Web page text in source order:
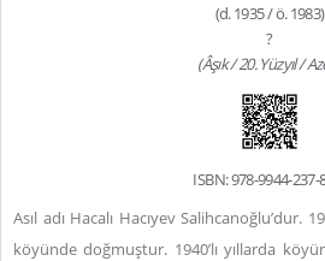
(d. 1935 / ö. 1983)
?
(Âşık / 20. Yüzyıl /
ISBN: 978-9944-237-
Asıl adı Hacalı Hacıyev Salihcanoğlu’dur.
köyünde doğmuştur. 1940’lı yıllarda